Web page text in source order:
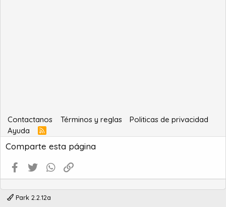
Contactanos Términos y reglas
Politicas de privacidad
Ayuda
R
S
S
Comparte esta página
Facebook
Twitter WhatsApp
Park 2.2.12a